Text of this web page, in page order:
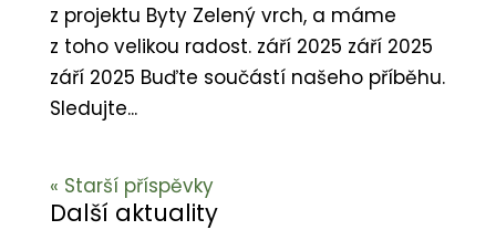
z projektu Byty Zelený vrch, a máme
z toho velikou radost. září 2025 září 2025
září 2025 Buďte součástí našeho příběhu.
Sledujte...
« Starší příspěvky
Další aktuality